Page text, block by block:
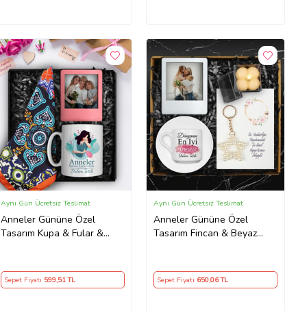
Anneler Gününe Özel
Tasarım Kupa & Fular &
Aynı Gün Ücretsiz Teslimat
Sepet Fiyatı 599,51 TL
Anneler Gününe Özel
Tasarım Fincan & Beyaz
Seti
Aynı Gün Ücretsiz Teslimat
Sepet Fiyatı 650,06 TL